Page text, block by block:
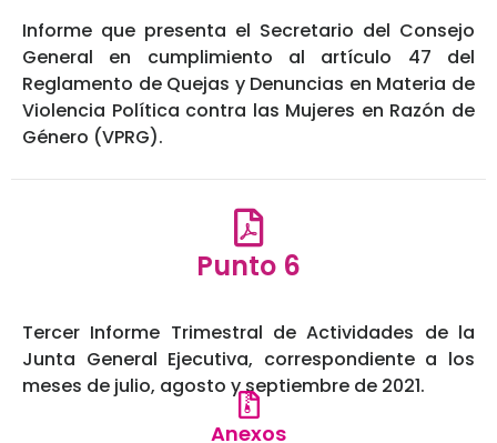
Informe que presenta el Secretario del Consejo
General en cumplimiento al artículo 47 del
Reglamento de Quejas y Denuncias en Materia de
Violencia Política contra las Mujeres en Razón de
Género (VPRG).
Punto 6
Tercer Informe Trimestral de Actividades de la
Junta General Ejecutiva, correspondiente a los
meses de julio, agosto y septiembre de 2021.
Anexos